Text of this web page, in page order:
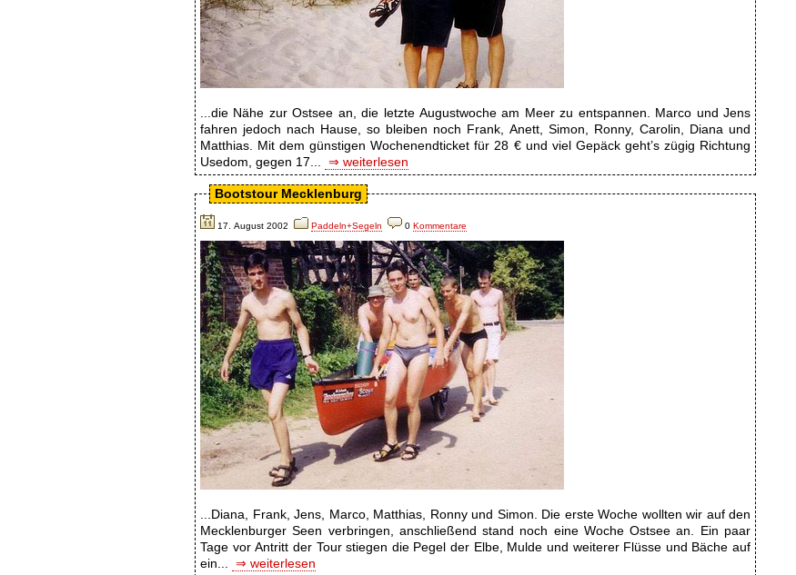
...die Nähe zur Ostsee an, die letzte Augustwoche am Meer zu entspannen. Marco und Jens
fahren jedoch nach Hause, so bleiben noch Frank, Anett, Simon, Ronny, Carolin, Diana und
Matthias. Mit dem günstigen Wochenendticket für 28 € und viel Gepäck geht’s zügig Richtung
Usedom, gegen 17...
⇒ weiterlesen
Bootstour Mecklenburg
17. August 2002 Paddeln+Segeln 0 Kommentare
...Diana, Frank, Jens, Marco, Matthias, Ronny und Simon. Die erste Woche wollten wir auf den
Mecklenburger Seen verbringen, anschließend stand noch eine Woche Ostsee an. Ein paar
Tage vor Antritt der Tour stiegen die Pegel der Elbe, Mulde und weiterer Flüsse und Bäche auf
ein...
⇒ weiterlesen